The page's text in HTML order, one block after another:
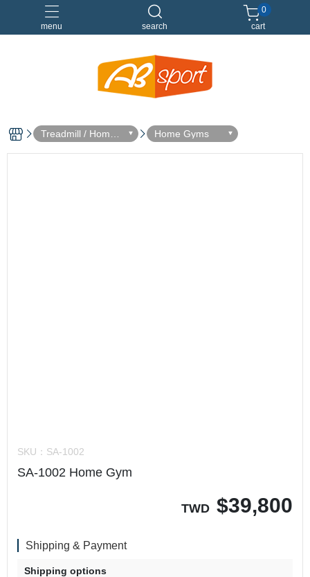
menu search
健身空間規劃 重訓
0
cart
Treadmill / Home
Gym
Home Gyms
SKU： SA-1002
SA-1002 Home Gym
TWD $39,800
Shipping & Payment
Shipping options